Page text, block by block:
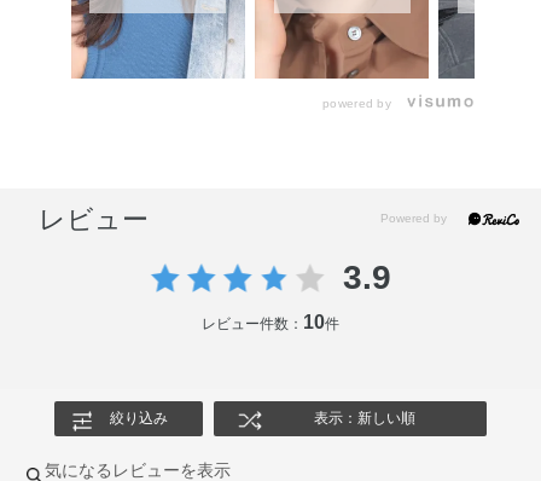
powered by
レビュー
3.9
レビュー件数： 10件
絞り込み 表示：新しい順
気になるレビューを表示